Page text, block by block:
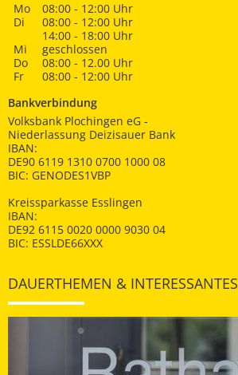
Mo
08:00 - 12:00 Uhr
Di
08:00 - 12:00 Uhr
14:00 - 18:00 Uhr
Mi
geschlossen
Do
08:00 - 12.00 Uhr
Fr
08:00 - 12:00 Uhr
Bankverbindung
Volksbank Plochingen eG -
Niederlassung Deizisauer Bank
IBAN:
DE90 6119 1310 0700 1000 08
BIC: GENODES1VBP
Kreissparkasse Esslingen
IBAN:
DE92 6115 0020 0000 9030 04
BIC: ESSLDE66XXX
DAUERTHEMEN & INTERESSANTES